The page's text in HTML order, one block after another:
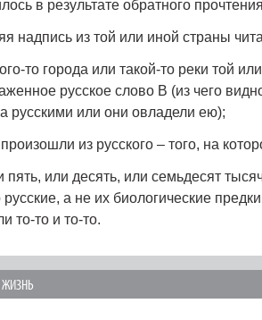
в результате обратного
надпись из той или иной страны
то города или такой-то реки той
русское слово В (из чего
русскими или они овладели ею);
из русского – того, на
пять, или десять, или семьдесят
а не их биологические
то-то и то-то.